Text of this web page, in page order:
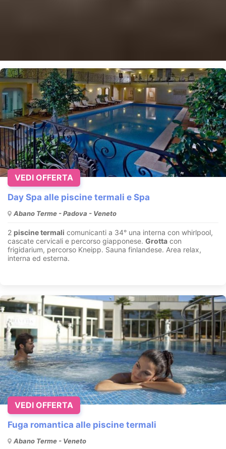
Day Spa alle piscine termali e Spa
Abano Terme - Padova - Veneto
2 piscine termali comunicanti a 34° una interna con whirlpool,
cascate cervicali e percorso giapponese. Grotta con
frigidarium, percorso Kneipp. Sauna finlandese. Area relax,
interna ed esterna.
VEDI OFFERTA
Fuga romantica alle piscine termali
Abano Terme - Veneto
VEDI OFFERTA